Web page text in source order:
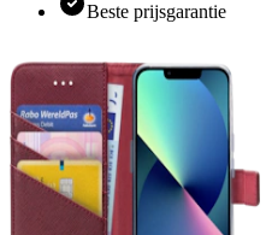
Beste prijsgarantie